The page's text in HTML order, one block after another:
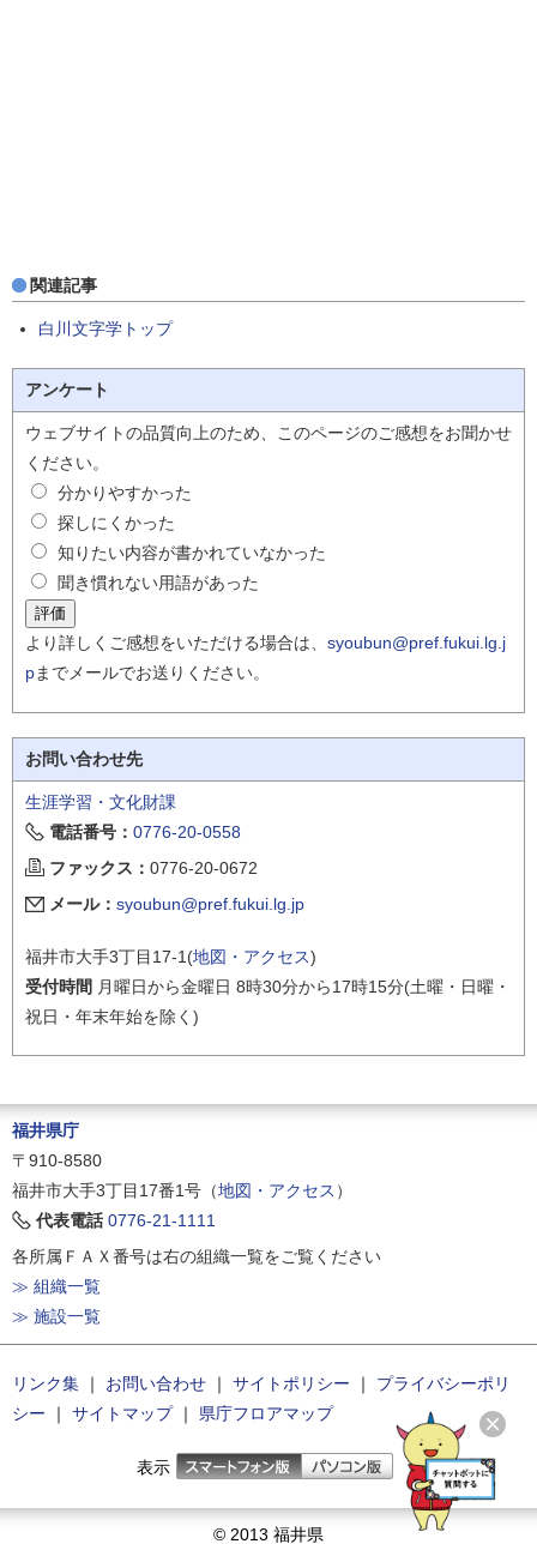
関連記事
白川文字学トップ
アンケート
ウェブサイトの品質向上のため、このページのご感想をお聞かせ
ください。
分かりやすかった
探しにくかった
知りたい内容が書かれていなかった
聞き慣れない用語があった
より詳しくご感想をいただける場合は、 syoubun@pref.fukui.lg.j
pまでメールでお送りください。
お問い合わせ先
生涯学習・文化財課
電話番号： 0776-20-0558
ファックス： 0776-20-0672
メール： syoubun@pref.fukui.lg.jp
福井市大手3丁目17-1(地図・アクセス)
受付時間 月曜日から金曜日 8時30分から17時15分(土曜・日曜・
祝日・年末年始を除く)
福井県庁
〒910-8580
福井市大手3丁目17番1号（地図・アクセス ）
代表電話 0776-21-1111
各所属ＦＡＸ番号は右の組織一覧をご覧ください
≫ 組織一覧
≫ 施設一覧
リンク集 ｜ お問い合わせ ｜ サイトポリシー ｜
プライバシーポリ
シー ｜ サイトマップ｜ 県庁フロアマップ
表示
© 2013 福井県